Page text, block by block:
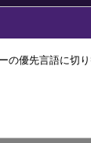
リー エージェント
と
の優先言語に切